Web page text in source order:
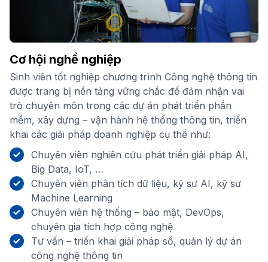
Cơ hội nghề nghiệp
Sinh viên tốt nghiệp chương trình Công nghệ thông tin
được trang bị nền tảng vững chắc để đảm nhận vai
trò chuyên môn trong các dự án phát triển phần
mềm, xây dựng – vận hành hệ thống thông tin, triển
khai các giải pháp doanh nghiệp cụ thể như:
Chuyên viên nghiên cứu phát triển giải pháp AI,
Big Data, IoT, …
Chuyên viên phân tích dữ liệu, kỹ sư AI, kỹ sư
Machine Learning
Chuyên viên hệ thống – bảo mật, DevOps,
chuyên gia tích hợp công nghệ
Tư vấn – triển khai giải pháp số, quản lý dự án
công nghệ thông tin